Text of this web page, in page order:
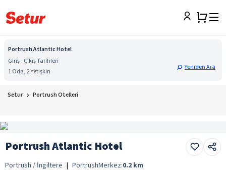
Portrush Atlantic Hotel
Giriş - Çıkış Tarihleri
1 Oda, 2 Yetişkin
Yeniden Ara
Setur Portrush Otelleri
Portrush Atlantic Hotel
Portrush / İngiltere | PortrushMerkez:0.2 km